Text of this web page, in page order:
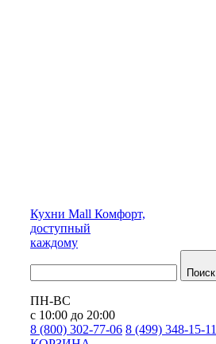
Кухни Mall Комфорт,
доступный
каждому
Поиск
ПН-ВС
с 10:00 до 20:00
8 (800) 302-77-06 8 (499) 348-15-11